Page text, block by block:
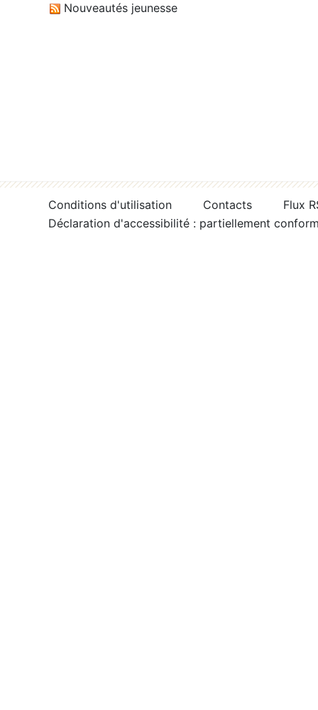
Nouveautés jeunesse
Conditions d'utilisation Contacts
Flux
Déclaration d'accessibilité : partiellement